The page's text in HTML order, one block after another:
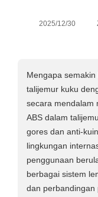
2025/12/30
Mengapa
talijemur kuku
secara mendalam
ABS dalam
gores dan anti-
lingkungan
penggunaan
berbagai sistem
dan perbandingan